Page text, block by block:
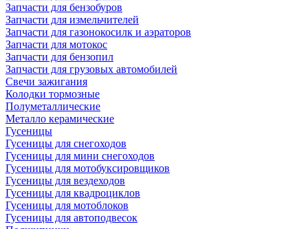
Запчасти для бензобуров
Запчасти для измельчителей
Запчасти для газонокосилк и аэраторов
Запчасти для мотокос
Запчасти для бензопил
Запчасти для грузовых автомобилей
Свечи зажигания
Колодки тормозные
Полуметаллические
Металло керамические
Гусеницы
Гусеницы для снегоходов
Гусеницы для мини снегоходов
Гусеницы для мотобуксировщиков
Гусеницы для вездеходов
Гусеницы для квадроциклов
Гусеницы для мотоблоков
Гусеницы для автоподвесок